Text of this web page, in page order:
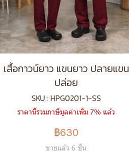
เสื้อกาวน์ยาว แขนยาว ปลายแขน
ปล่อย
SKU : HPG0201-1-SS
ราคานี้รวมภาษีมูลค่าเพิ่ม 7% แล้ว
฿630
ขายแล้ว 6 ชิ้น